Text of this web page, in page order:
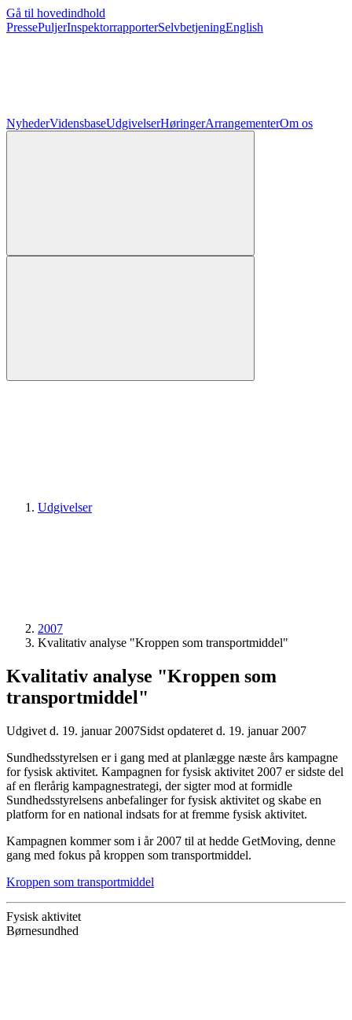
Gå til hovedindhold
PressePuljerInspektorrapporterSelvbetjeningEnglish
NyhederVidensbaseUdgivelserHøringerArrangementerOm os
Udgivelser
2007
Kvalitativ analyse "Kroppen som transportmiddel"
Kvalitativ analyse "Kroppen som
transportmiddel"
Udgivet d. 19. januar 2007Sidst opdateret d. 19. januar 2007
Sundhedsstyrelsen er i gang med at planlægge næste års kampagne
for fysisk aktivitet. Kampagnen for fysisk aktivitet 2007 er sidste del
af en flerårig kampagnestrategi, der sigter mod at formidle
Sundhedsstyrelsens anbefalinger for fysisk aktivitet og skabe en
platform for en national indsats for at fremme fysisk aktivitet.
Kampagnen kommer som i år 2007 til at hedde GetMoving, denne
gang med fokus på kroppen som transportmiddel.
Kroppen som transportmiddel
Fysisk aktivitet
Børnesundhed